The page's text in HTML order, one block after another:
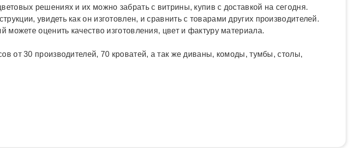
решениях и их можно забрать с витрины, купив с доставкой на сегодня.
увидеть как он изготовлен, и сравнить с товарами других производителей.
оценить качество изготовления, цвет и фактуру материала.
от 30 производителей, 70 кроватей, а так же диваны, комоды, тумбы, столы,